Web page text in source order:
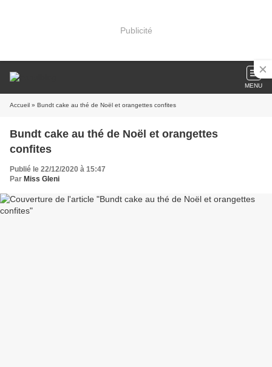
Publicité
MENU
Accueil » Bundt cake au thé de Noël et orangettes confites
Bundt cake au thé de Noël et orangettes
confites
Publié le 22/12/2020 à 15:47
Par Miss Gleni